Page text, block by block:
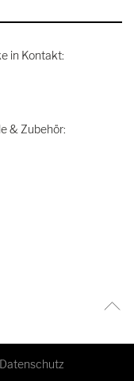
in Kontakt:
& Zubehör:
Datenschutz